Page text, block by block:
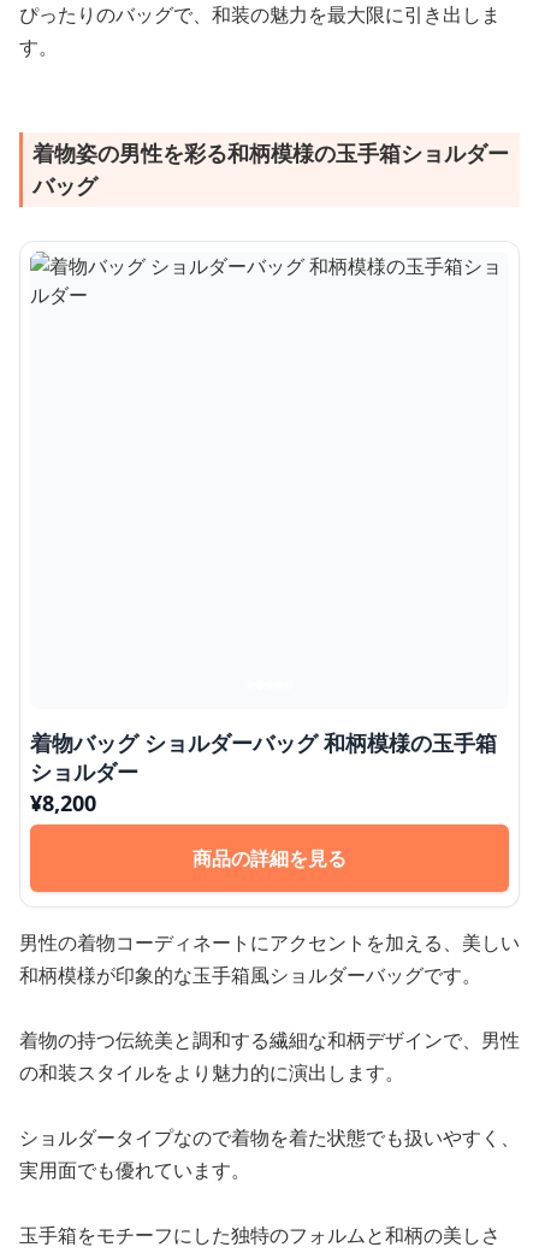
ぴったりのバッグで、和装の魅力を最大限に引き出しま
す。
着物姿の男性を彩る和柄模様の玉手箱ショルダー
バッグ
着物バッグ ショルダーバッグ 和柄模様の玉手箱
ショルダー
¥8,200
商品の詳細を見る
男性の着物コーディネートにアクセントを加える、美しい
和柄模様が印象的な玉手箱風ショルダーバッグです。
着物の持つ伝統美と調和する繊細な和柄デザインで、男性
の和装スタイルをより魅力的に演出します。
ショルダータイプなので着物を着た状態でも扱いやすく、
実用面でも優れています。
玉手箱をモチーフにした独特のフォルムと和柄の美しさ